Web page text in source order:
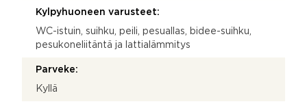
Kylpyhuoneen varusteet:
WC-istuin, suihku, peili, pesuallas, bidee-suihku,
pesukoneliitäntä ja lattialämmitys
Parveke:
Kyllä